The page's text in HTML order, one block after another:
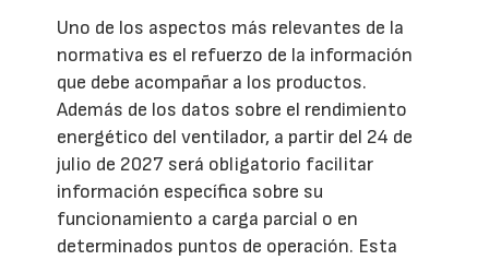
Uno de los aspectos más relevantes de la
normativa es el refuerzo de la información
que debe acompañar a los productos.
Además de los datos sobre el rendimiento
energético del ventilador, a partir del 24 de
julio de 2027 será obligatorio facilitar
información específica sobre su
funcionamiento a carga parcial o en
determinados puntos de operación. Esta